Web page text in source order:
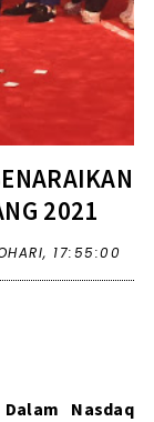
2021
17:55:00
Nasdaq